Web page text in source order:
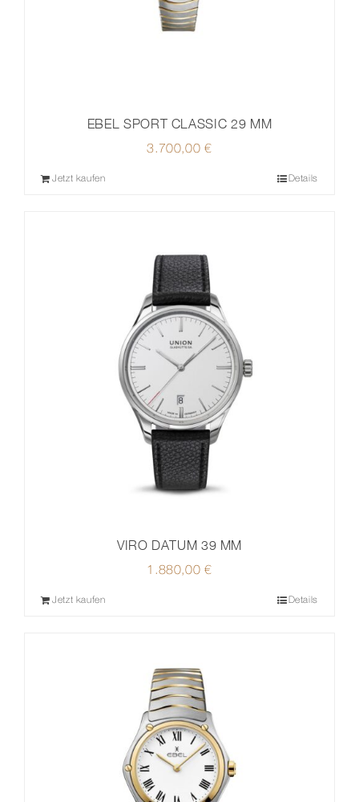
EBEL SPORT CLASSIC 29 MM
3.700,00€
Jetzt kaufen Details
VIRO DATUM 39 MM
1.880,00€
Jetzt kaufen Details